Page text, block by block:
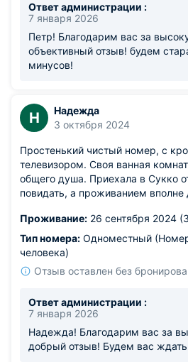
Ответ администрации :
7 января 2026
Петр! Благодарим вас за
объективный отзыв! будем
минусов!
Н
Надежда
3 октября 2024
Простенький чистый номер, с
телевизором. Своя ванная
общего душа. Приехала в Сукко
повидать, а проживанием вполне
Проживание: 26 сентября 2024
Тип номера: Одноместный
человека)
Отзыв оставлен без
Ответ администрации :
7 января 2026
Надежда! Благодарим вас за
добрый отзыв! Будем вас ждать